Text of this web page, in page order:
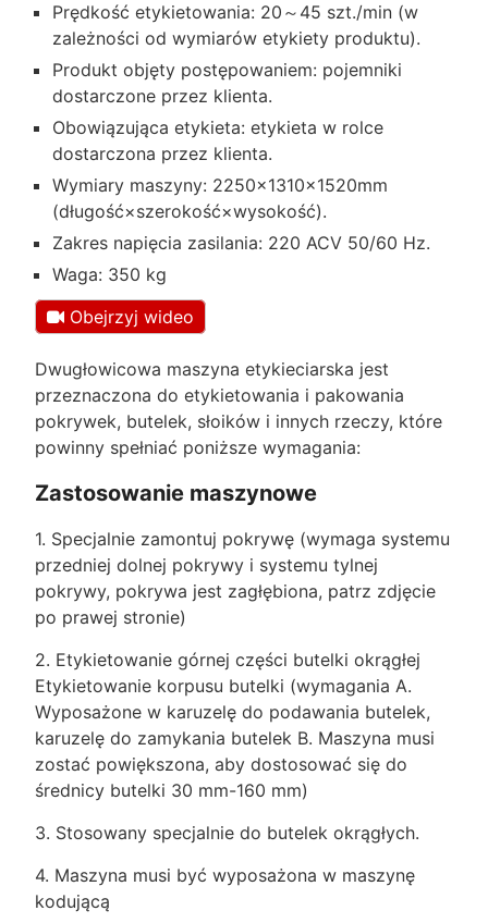
Prędkość etykietowania: 20～45 szt./min (w
zależności od wymiarów etykiety produktu).
Produkt objęty postępowaniem: pojemniki
dostarczone przez klienta.
Obowiązująca etykieta: etykieta w rolce
dostarczona przez klienta.
Wymiary maszyny: 2250×1310×1520mm
(długość×szerokość×wysokość).
Zakres napięcia zasilania: 220 ACV 50/60 Hz.
Waga: 350 kg
Obejrzyj wideo
Dwugłowicowa maszyna etykieciarska jest
przeznaczona do etykietowania i pakowania
pokrywek, butelek, słoików i innych rzeczy, które
powinny spełniać poniższe wymagania:
Zastosowanie maszynowe
1. Specjalnie zamontuj pokrywę (wymaga systemu
przedniej dolnej pokrywy i systemu tylnej
pokrywy, pokrywa jest zagłębiona, patrz zdjęcie
po prawej stronie)
2. Etykietowanie górnej części butelki okrągłej
Etykietowanie korpusu butelki (wymagania A.
Wyposażone w karuzelę do podawania butelek,
karuzelę do zamykania butelek B. Maszyna musi
zostać powiększona, aby dostosować się do
średnicy butelki 30 mm-160 mm)
3. Stosowany specjalnie do butelek okrągłych.
4. Maszyna musi być wyposażona w maszynę
kodującą